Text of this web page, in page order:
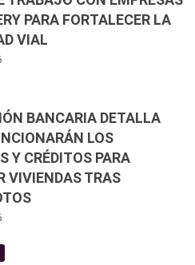
PARA FORTALECER LA
VIAL
BANCARIA DETALLA
LOS
Y CRÉDITOS PARA
VIVIENDAS TRAS